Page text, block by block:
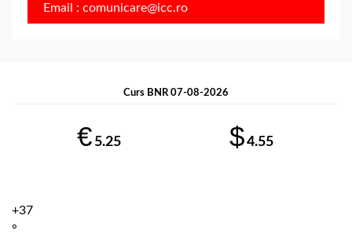
Email : comunicare@icc.ro
Curs BNR 07-08-2026
€ 5.25 $4.55
+37
°